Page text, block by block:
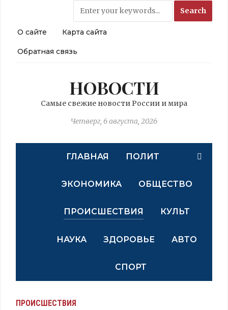
О сайте Карта сайта
Обратная связь
НОВОСТИ
Самые свежие новости России и мира
Четверг, 6 августа, 2026
ГЛАВНАЯ ПОЛИТ
ЭКОНОМИКА ОБЩЕСТВО
ПРОИСШЕСТВИЯ КУЛЬТ
НАУКА ЗДОРОВЬЕ АВТО
СПОРТ
ПРОИСШЕСТВИЯ